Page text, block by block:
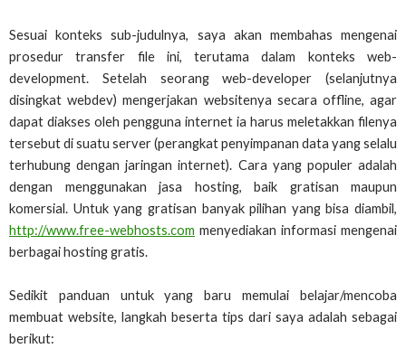
Sesuai konteks sub-judulnya, saya akan membahas mengenai
prosedur transfer file ini, terutama dalam konteks web-
development. Setelah seorang web-developer (selanjutnya
disingkat webdev) mengerjakan websitenya secara offline, agar
dapat diakses oleh pengguna internet ia harus meletakkan filenya
tersebut di suatu server (perangkat penyimpanan data yang selalu
terhubung dengan jaringan internet). Cara yang populer adalah
dengan menggunakan jasa hosting, baik gratisan maupun
komersial. Untuk yang gratisan banyak pilihan yang bisa diambil,
http://www.free-webhosts.com menyediakan informasi mengenai
berbagai hosting gratis.
Sedikit panduan untuk yang baru memulai belajar/mencoba
membuat website, langkah beserta tips dari saya adalah sebagai
berikut: